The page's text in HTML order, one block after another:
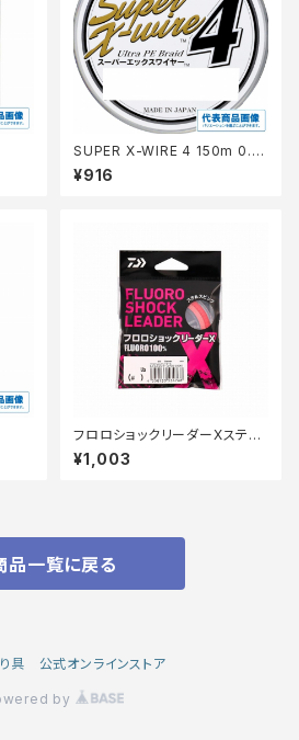
SUPER X-WIRE 4 150m 0.6
号 S シルバー【継続セール_仕
掛】
¥916
フロロショックリーダーXステル
スピンク20m 30lb
¥1,003
品一覧に戻る
具 公式オンラインストア
by